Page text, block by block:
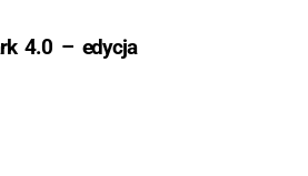
4.0 – edycja